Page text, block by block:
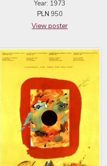
Year: 1973
PLN 950
View poster